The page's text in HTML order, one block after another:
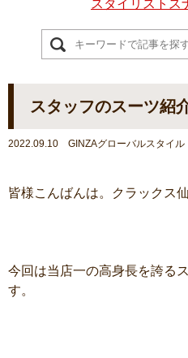
スタイリストス
スタッフのスーツ紹
2022.09.10 GINZAグローバルスタイル
皆様こんばんは。クラックス
今回は当店一の高身長を誇る
す。